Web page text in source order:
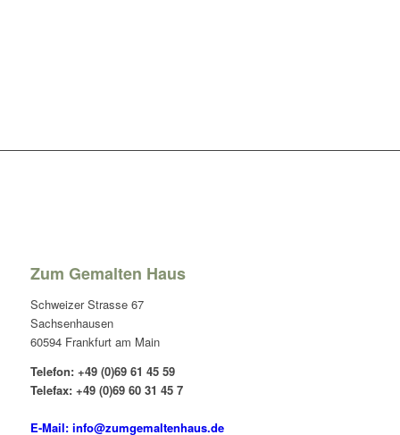
Zum Gemalten Haus
Schweizer Strasse 67
Sachsenhausen
60594 Frankfurt am Main
Telefon: +49 (0)69 61 45 59
Telefax: +49 (0)69 60 31 45 7
E-Mail: info@zumgemaltenhaus.de